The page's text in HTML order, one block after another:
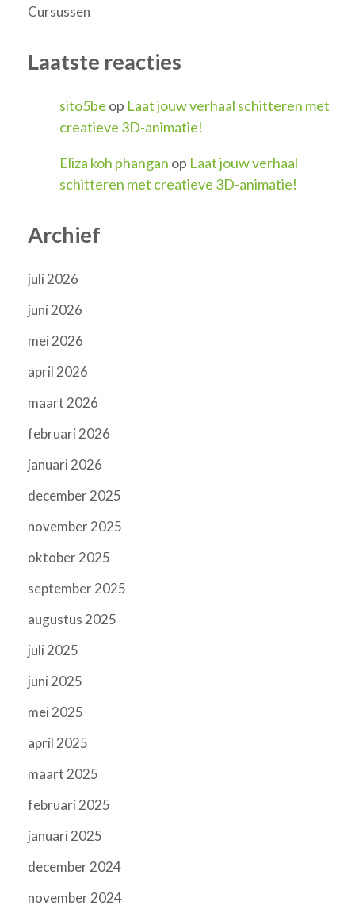
Cursussen
Laatste reacties
sito5be op Laat jouw verhaal schitteren met
creatieve 3D-animatie!
Eliza koh phangan op Laat jouw verhaal
schitteren met creatieve 3D-animatie!
Archief
juli 2026
juni 2026
mei 2026
april 2026
maart 2026
februari 2026
januari 2026
december 2025
november 2025
oktober 2025
september 2025
augustus 2025
juli 2025
juni 2025
mei 2025
april 2025
maart 2025
februari 2025
januari 2025
december 2024
november 2024